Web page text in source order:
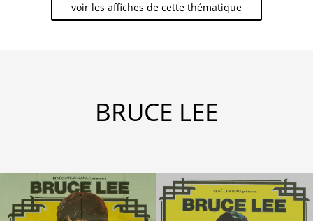
voir les affiches de cette thématique
BRUCE LEE